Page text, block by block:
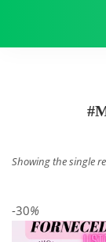
Showing the single
-30%